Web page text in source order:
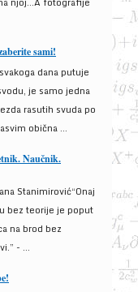
sami!
dana putuje
je samo jedna
rasutih svuda po
obična ...
Naučnik.
Stanimirović“Onaj
bez teorije je poput
na brod bez
- ...